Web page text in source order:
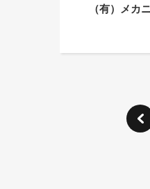
（有）メカ
中心から約
千葉誉田店
千葉県千葉市
043-291-0013
中心から約